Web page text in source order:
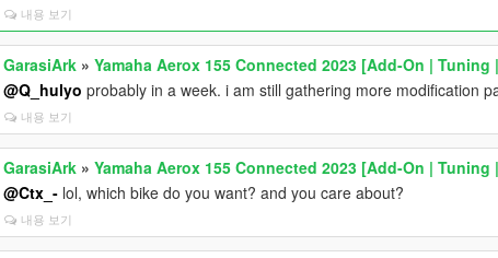
내용 보기
GarasiArk »Yamaha Aerox 155 Connected 2023 [Add-On | Tuning
@Q_hulyo probably in a week. i am still gathering more modification
내용 보기
GarasiArk »Yamaha Aerox 155 Connected 2023 [Add-On | Tuning
@Ctx_- lol, which bike do you want? and you care about?
내용 보기